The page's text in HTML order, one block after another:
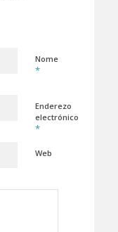
Nome
*
Enderezo
electrónico
*
Web